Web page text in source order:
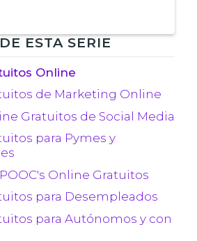
ESTA SERIE
Online
de Marketing Online
Gratuitos de Social Media
para Pymes y
Online Gratuitos
para Desempleados
para Autónomos y con